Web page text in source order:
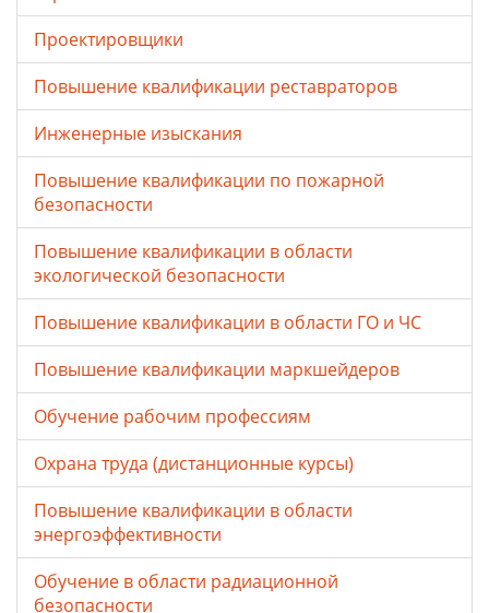
Проектировщики
Повышение квалификации реставраторов
Инженерные изыскания
Повышение квалификации по пожарной
безопасности
Повышение квалификации в области
экологической безопасности
Повышение квалификации в области ГО и ЧС
Повышение квалификации маркшейдеров
Обучение рабочим профессиям
Охрана труда (дистанционные курсы)
Повышение квалификации в области
энергоэффективности
Обучение в области радиационной
безопасности